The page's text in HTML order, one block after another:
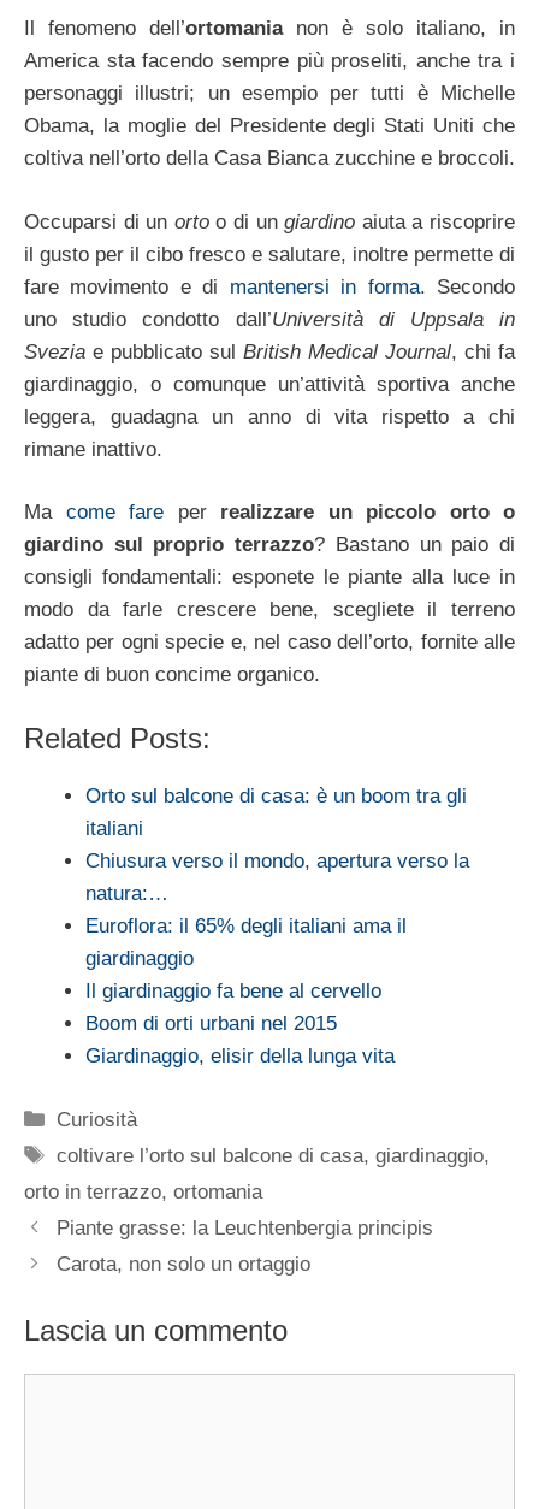
Il fenomeno dell’ortomanianon è solo italiano, in
America sta facendo sempre più proseliti, anche tra i
personaggi illustri; un esempio per tutti è Michelle
Obama, la moglie del Presidente degli Stati Uniti che
coltiva nell’orto della Casa Bianca zucchine e broccoli.
Occuparsi di un ortoo di ungiardino aiuta a riscoprire
il gusto per il cibo fresco e salutare, inoltre permette di
fare movimento e di mantenersi in forma. Secondo
uno studio condotto dall’Università di Uppsala in
Svezia e pubblicato sul British Medical Journal, chi fa
giardinaggio, o comunque un’attività sportiva anche
leggera, guadagna un anno di vita rispetto a chi
rimane inattivo.
Ma come fare per realizzare un piccolo orto o
giardino sul proprio terrazzo? Bastano un paio di
consigli fondamentali: esponete le piante alla luce in
modo da farle crescere bene, scegliete il terreno
adatto per ogni specie e, nel caso dell’orto, fornite alle
piante di buon concime organico.
Related Posts:
Orto sul balcone di casa: è un boom tra gli
italiani
Chiusura verso il mondo, apertura verso la
natura:…
Euroflora: il 65% degli italiani ama il
giardinaggio
Il giardinaggio fa bene al cervello
Boom di orti urbani nel 2015
Giardinaggio, elisir della lunga vita
Categorie
Curiosità
Tag
coltivare l’orto sul balcone di casa,giardinaggio,
orto in terrazzo, ortomania
Piante grasse: la Leuchtenbergia principis
Carota, non solo un ortaggio
Lascia un commento